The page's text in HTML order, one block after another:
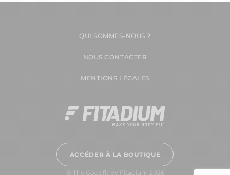
QUI SOMMES-NOUS ?
NOUS CONTACTER
MENTIONS LÉGALES
ACCÉDER À LA BOUTIQUE
© The Goodfit by Fitadium 2026